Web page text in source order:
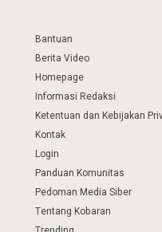
Bantuan
Berita Video
Homepage
Informasi Redaksi
Ketentuan dan Kebijakan
Kontak
Login
Panduan Komunitas
Pedoman Media Siber
Tentang Kobaran